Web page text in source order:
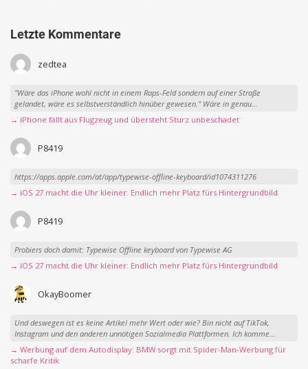
Letzte Kommentare
zedtea
"Wäre das iPhone wohl nicht in einem Raps-Feld sondern auf einer Straße
gelandet, wäre es selbstverständlich hinüber gewesen." Wäre in genau...
→ iPhone fällt aus Flugzeug und übersteht Sturz unbeschadet
P8419
https://apps.apple.com/at/app/typewise-offline-keyboard/id1074311276
→ iOS 27 macht die Uhr kleiner: Endlich mehr Platz fürs Hintergrundbild
P8419
Probiers doch damit: Typewise Offline keyboard von Typewise AG
→ iOS 27 macht die Uhr kleiner: Endlich mehr Platz fürs Hintergrundbild
OkayBoomer
Und deswegen ist es keine Artikel mehr Wert oder wie? Bin nicht auf TikTok,
Instagram und den anderen unnötigen Sozialmedia Plattformen. Ich komme...
→ Werbung auf dem Autodisplay: BMW sorgt mit Spider-Man-Werbung für
scharfe Kritik